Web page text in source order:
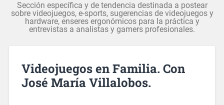
Sección específica y de tendencia destinada a postear
sobre videojuegos, e-sports, sugerencias de videojuegos y
hardware, enseres ergonómicos para la práctica y
entrevistas a analistas y gamers profesionales.
Videojuegos en Familia. Con
José María Villalobos.